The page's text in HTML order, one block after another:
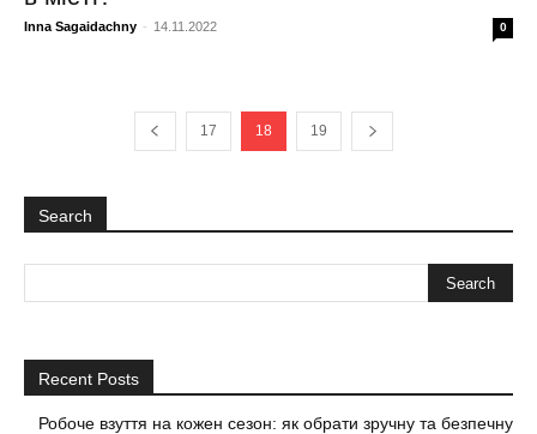
Inna Sagaidachny - 14.11.2022 0
17 18 19
Search
Recent Posts
Робоче взуття на кожен сезон: як обрати зручну та безпечну